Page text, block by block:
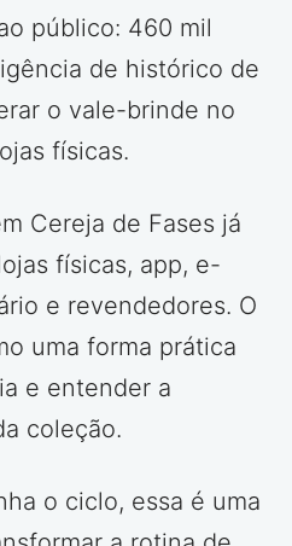
público: 460 mil
de histórico de
o vale-brinde no
físicas.
Cereja de Fases já
físicas, app, e-
e revendedores. O
uma forma prática
e entender a
coleção.
o ciclo, essa é uma